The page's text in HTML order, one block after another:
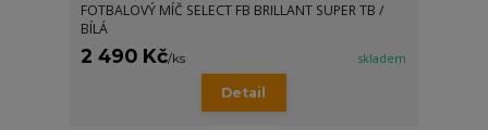
FOTBALOVÝ MÍČ SELECT FB BRILLANT SUPER TB /
BÍLÁ
2 490 Kč/ks skladem
Detail